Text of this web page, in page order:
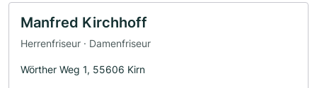
Manfred Kirchhoff
Herrenfriseur · Damenfriseur
Wörther Weg 1, 55606 Kirn